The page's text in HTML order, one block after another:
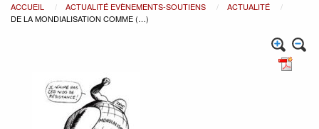
ACCUEIL ACTUALITÉ EVÈNEMENTS-SOUTIENS
ACTUALITÉ
DE LA MONDIALISATION COMME (…)